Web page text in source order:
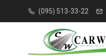
(095) 513-33-22